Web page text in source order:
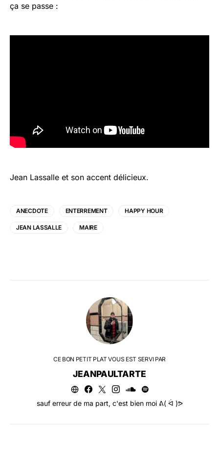
ça se passe :
Jean Lassalle et son accent délicieux.
ANECDOTE ENTERREMENT HAPPY HOUR
JEAN LASSALLE MAIRE
CE BON PETIT PLAT VOUS EST SERVI PAR
JEANPAULTARTE
sauf erreur de ma part, c'est bien moi ᕕ( ᐛ )ᕗ